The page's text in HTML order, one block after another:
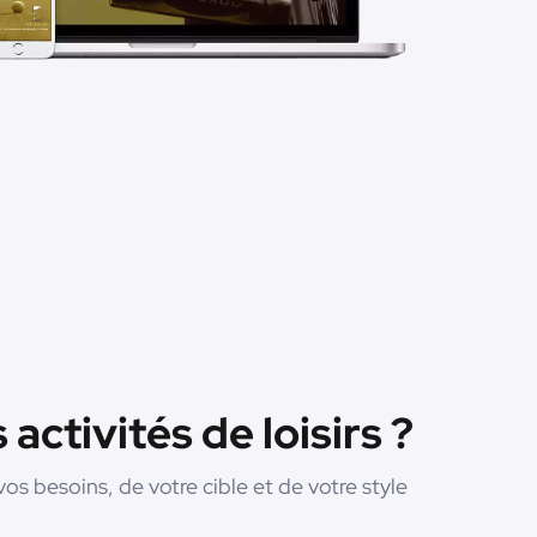
de loisirs ?
besoins, de votre cible et de votre style